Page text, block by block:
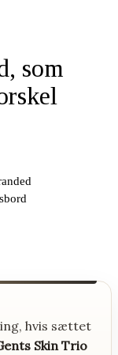
som
hvis sættet
Skin Trio